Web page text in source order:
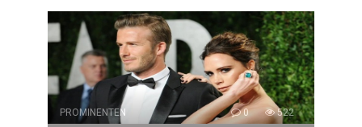
PROMINENTEN 0 522